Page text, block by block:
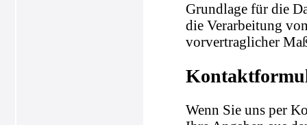
Grundlage für die
die Verarbeitung
vorvertraglicher
Wenn Sie uns per